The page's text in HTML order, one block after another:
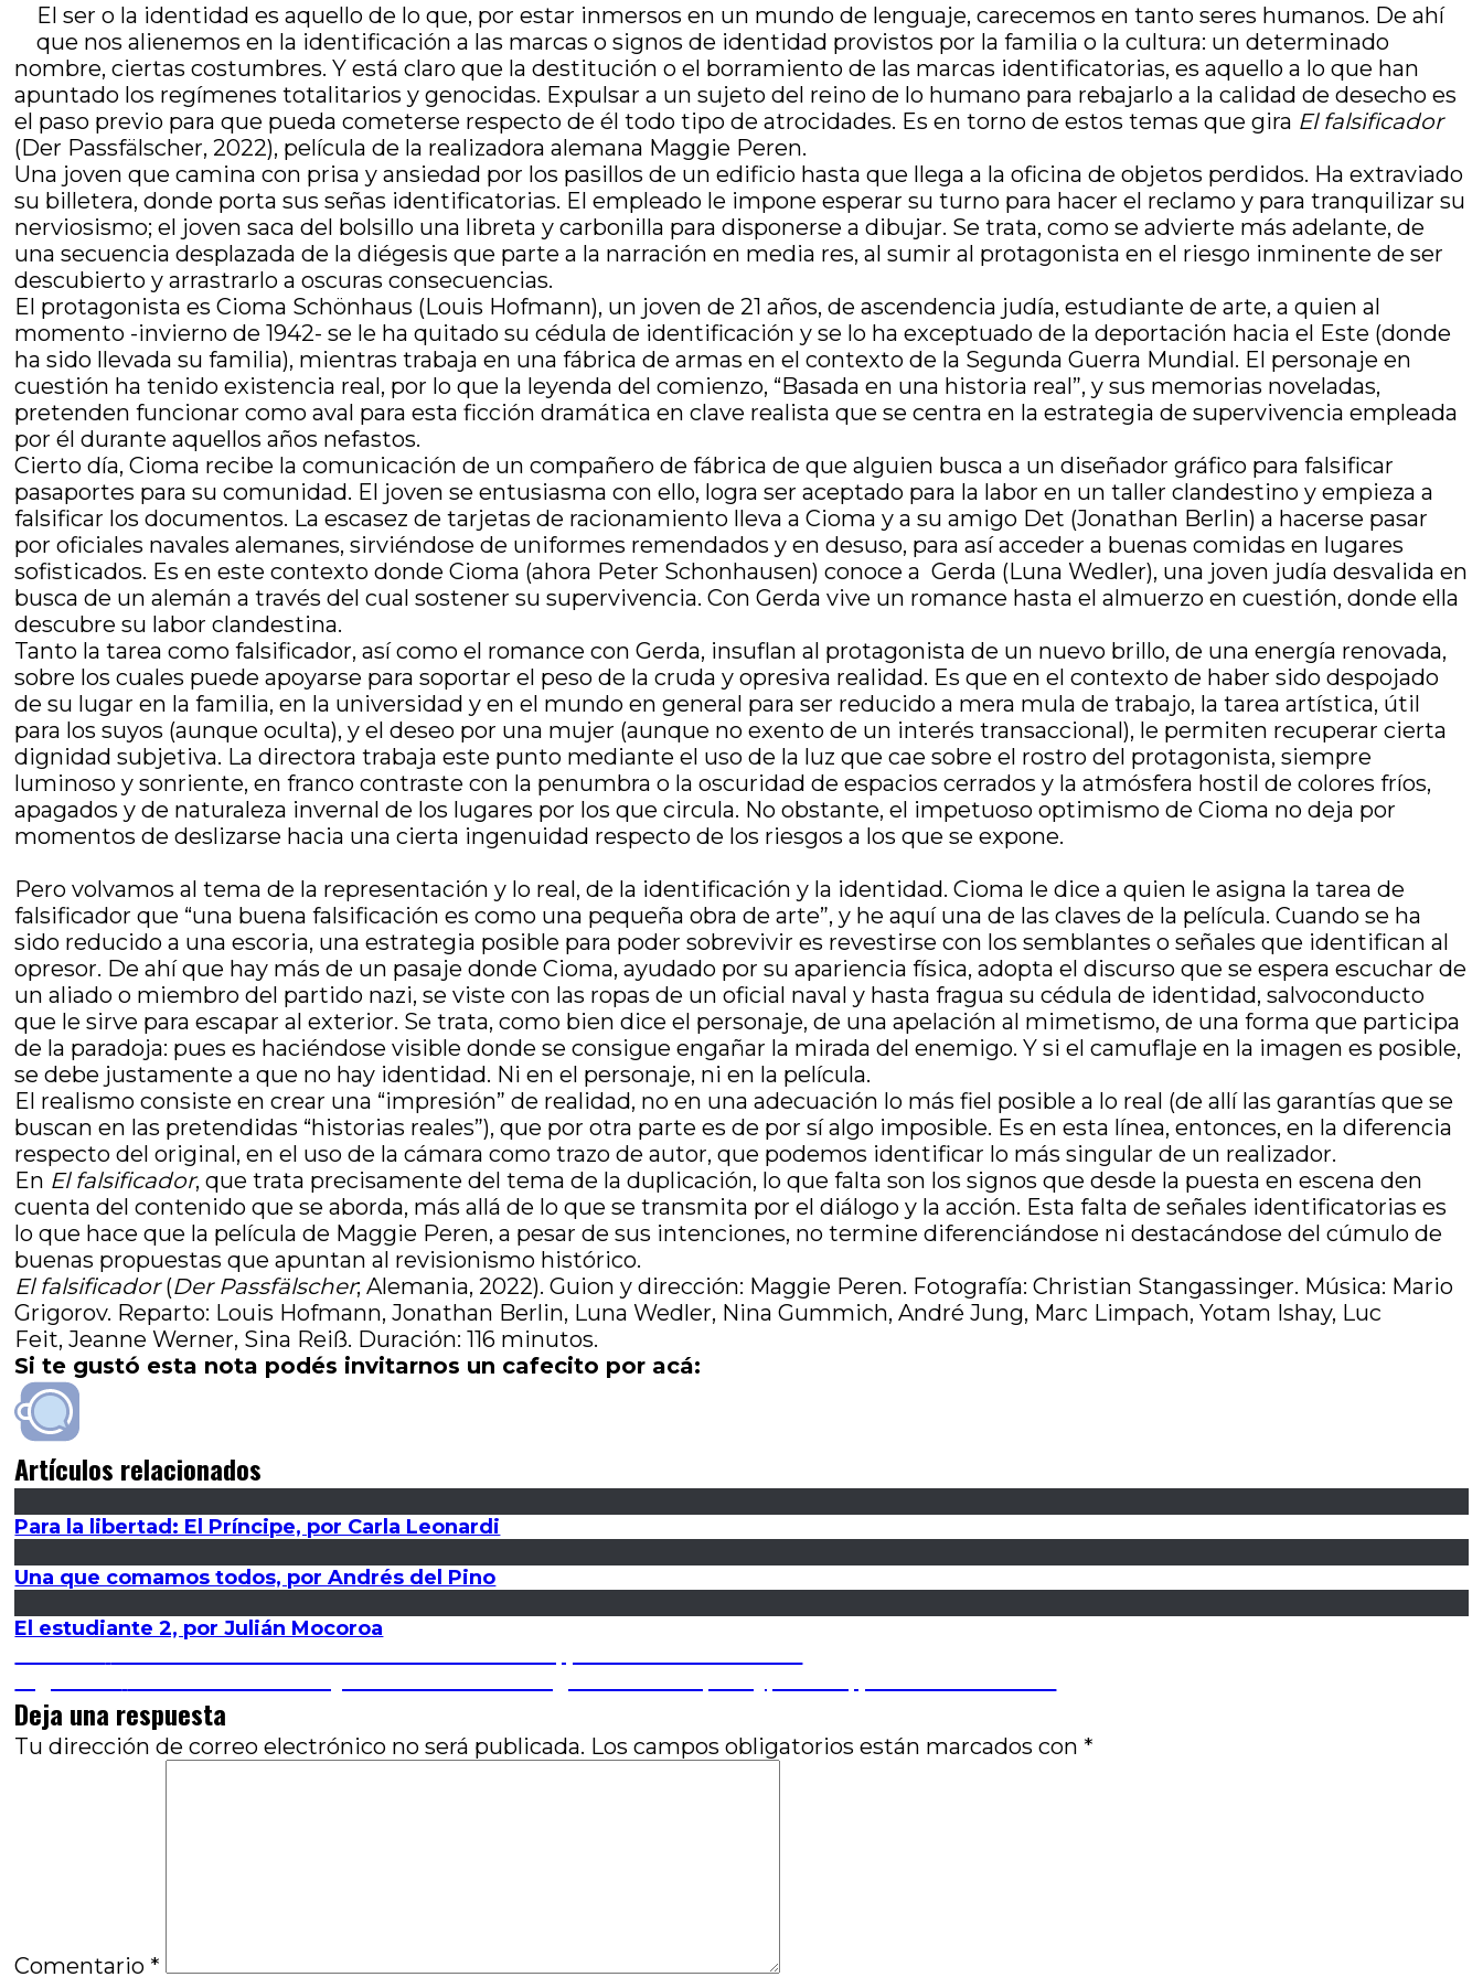
El ser o la identidad es aquello de lo que, por estar inmersos en un mundo de lenguaje, carecemos en tanto seres humanos. De ahí
que nos alienemos en la identificación a las marcas o signos de identidad provistos por la familia o la cultura: un determinado
nombre, ciertas costumbres. Y está claro que la destitución o el borramiento de las marcas identificatorias, es aquello a lo que han
apuntado los regímenes totalitarios y genocidas. Expulsar a un sujeto del reino de lo humano para rebajarlo a la calidad de desecho es
el paso previo para que pueda cometerse respecto de él todo tipo de atrocidades. Es en torno de estos temas que gira El falsificador
(Der Passfälscher, 2022), película de la realizadora alemana Maggie Peren.
Una joven que camina con prisa y ansiedad por los pasillos de un edificio hasta que llega a la oficina de objetos perdidos. Ha extraviado
su billetera, donde porta sus señas identificatorias. El empleado le impone esperar su turno para hacer el reclamo y para tranquilizar su
nerviosismo; el joven saca del bolsillo una libreta y carbonilla para disponerse a dibujar. Se trata, como se advierte más adelante, de
una secuencia desplazada de la diégesis que parte a la narración en media res, al sumir al protagonista en el riesgo inminente de ser
descubierto y arrastrarlo a oscuras consecuencias.
El protagonista es Cioma Schönhaus (Louis Hofmann), un joven de 21 años, de ascendencia judía, estudiante de arte, a quien al
momento -invierno de 1942- se le ha quitado su cédula de identificación y se lo ha exceptuado de la deportación hacia el Este (donde
ha sido llevada su familia), mientras trabaja en una fábrica de armas en el contexto de la Segunda Guerra Mundial. El personaje en
cuestión ha tenido existencia real, por lo que la leyenda del comienzo, “Basada en una historia real”, y sus memorias noveladas,
pretenden funcionar como aval para esta ficción dramática en clave realista que se centra en la estrategia de supervivencia empleada
por él durante aquellos años nefastos.
Cierto día, Cioma recibe la comunicación de un compañero de fábrica de que alguien busca a un diseñador gráfico para falsificar
pasaportes para su comunidad. El joven se entusiasma con ello, logra ser aceptado para la labor en un taller clandestino y empieza a
falsificar los documentos. La escasez de tarjetas de racionamiento lleva a Cioma y a su amigo Det (Jonathan Berlin) a hacerse pasar
por oficiales navales alemanes, sirviéndose de uniformes remendados y en desuso, para así acceder a buenas comidas en lugares
sofisticados. Es en este contexto donde Cioma (ahora Peter Schonhausen) conoce a Gerda (Luna Wedler), una joven judía desvalida en
busca de un alemán a través del cual sostener su supervivencia. Con Gerda vive un romance hasta el almuerzo en cuestión, donde ella
descubre su labor clandestina.
Tanto la tarea como falsificador, así como el romance con Gerda, insuflan al protagonista de un nuevo brillo, de una energía renovada,
sobre los cuales puede apoyarse para soportar el peso de la cruda y opresiva realidad. Es que en el contexto de haber sido despojado
de su lugar en la familia, en la universidad y en el mundo en general para ser reducido a mera mula de trabajo, la tarea artística, útil
para los suyos (aunque oculta), y el deseo por una mujer (aunque no exento de un interés transaccional), le permiten recuperar cierta
dignidad subjetiva. La directora trabaja este punto mediante el uso de la luz que cae sobre el rostro del protagonista, siempre
luminoso y sonriente, en franco contraste con la penumbra o la oscuridad de espacios cerrados y la atmósfera hostil de colores fríos,
apagados y de naturaleza invernal de los lugares por los que circula. No obstante, el impetuoso optimismo de Cioma no deja por
momentos de deslizarse hacia una cierta ingenuidad respecto de los riesgos a los que se expone.
Pero volvamos al tema de la representación y lo real, de la identificación y la identidad. Cioma le dice a quien le asigna la tarea de
falsificador que “una buena falsificación es como una pequeña obra de arte”, y he aquí una de las claves de la película. Cuando se ha
sido reducido a una escoria, una estrategia posible para poder sobrevivir es revestirse con los semblantes o señales que identifican al
opresor. De ahí que hay más de un pasaje donde Cioma, ayudado por su apariencia física, adopta el discurso que se espera escuchar de
un aliado o miembro del partido nazi, se viste con las ropas de un oficial naval y hasta fragua su cédula de identidad, salvoconducto
que le sirve para escapar al exterior. Se trata, como bien dice el personaje, de una apelación al mimetismo, de una forma que participa
de la paradoja: pues es haciéndose visible donde se consigue engañar la mirada del enemigo. Y si el camuflaje en la imagen es posible,
se debe justamente a que no hay identidad. Ni en el personaje, ni en la película.
El realismo consiste en crear una “impresión” de realidad, no en una adecuación lo más fiel posible a lo real (de allí las garantías que se
buscan en las pretendidas “historias reales”), que por otra parte es de por sí algo imposible. Es en esta línea, entonces, en la diferencia
respecto del original, en el uso de la cámara como trazo de autor, que podemos identificar lo más singular de un realizador.
En El falsificador, que trata precisamente del tema de la duplicación, lo que falta son los signos que desde la puesta en escena den
cuenta del contenido que se aborda, más allá de lo que se transmita por el diálogo y la acción. Esta falta de señales identificatorias es
lo que hace que la película de Maggie Peren, a pesar de sus intenciones, no termine diferenciándose ni destacándose del cúmulo de
buenas propuestas que apuntan al revisionismo histórico.
El falsificador(Der Passfälscher; Alemania, 2022). Guion y dirección: Maggie Peren. Fotografía: Christian Stangassinger. Música: Mario
Grigorov. Reparto: Louis Hofmann, Jonathan Berlin, Luna Wedler, Nina Gummich, André Jung, Marc Limpach, Yotam Ishay, Luc
Feit, Jeanne Werner, Sina Reiß. Duración: 116 minutos.
Si te gustó esta nota podés invitarnos un cafecito por acá:
Artículos relacionados
Para la libertad: El Príncipe, por Carla Leonardi
Una que comamos todos, por Andrés del Pino
El estudiante 2, por Julián Mocoroa
Navegación
de
entradas
siguiente:
Deja una respuesta
Tu dirección de correo electrónico no será publicada. Los campos obligatorios están marcados con *
Comentario *